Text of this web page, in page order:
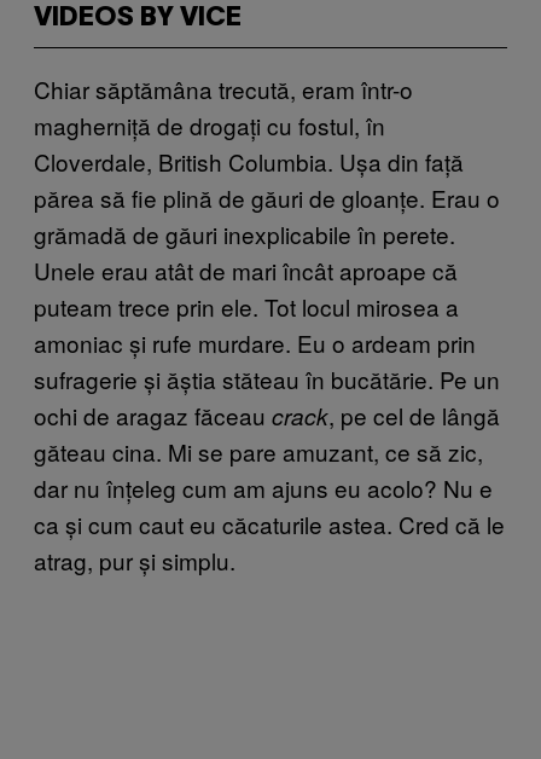
VIDEOS BY VICE
Chiar săptămâna trecută, eram într-o
magherniță de drogați cu fostul, în
Cloverdale, British Columbia. Ușa din față
părea să fie plină de găuri de gloanțe. Erau o
grămadă de găuri inexplicabile în perete.
Unele erau atât de mari încât aproape că
puteam trece prin ele. Tot locul mirosea a
amoniac și rufe murdare. Eu o ardeam prin
sufragerie și ăștia stăteau în bucătărie. Pe un
ochi de aragaz făceau crack, pe cel de lângă
găteau cina. Mi se pare amuzant, ce să zic,
dar nu înțeleg cum am ajuns eu acolo? Nu e
ca și cum caut eu căcaturile astea. Cred că le
atrag, pur și simplu.